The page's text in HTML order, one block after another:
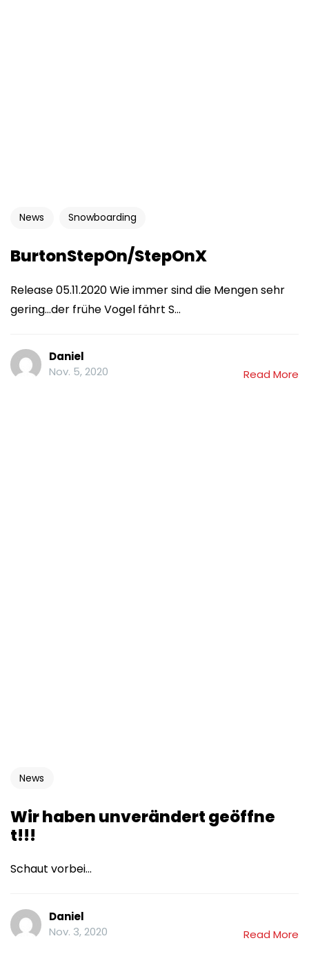
News Snowboarding
BurtonStepOn/StepOnX
Release 05.11.2020 Wie immer sind die Mengen sehr
gering…der frühe Vogel fährt S...
Daniel
Nov. 5, 2020
Read More
News
Wir haben unverändert geöffne
t!!!
Schaut vorbei...
Daniel
Nov. 3, 2020
Read More